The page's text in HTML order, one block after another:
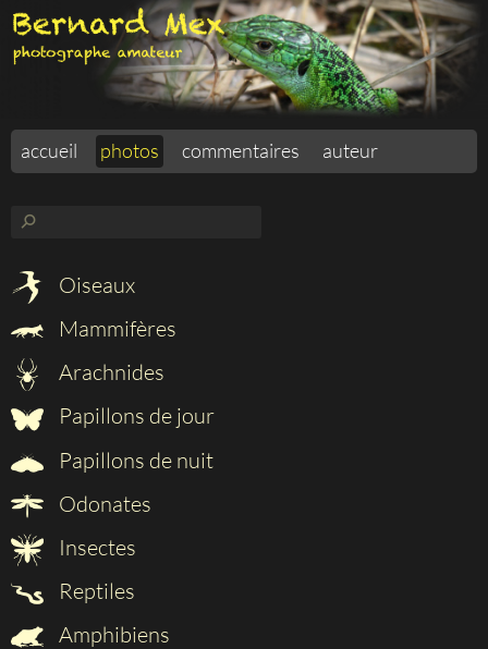
accueil photos commentaires auteur
⚲
Oiseaux
Mammifères
Arachnides
Papillons de jour
Papillons de nuit
Odonates
Insectes
Reptiles
Amphibiens